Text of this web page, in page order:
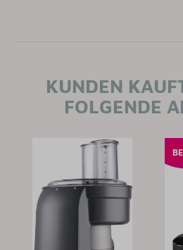
KUNDEN
FOLGENDE